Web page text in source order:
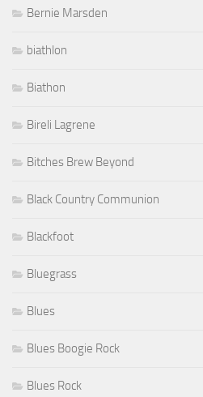
Bernie Marsden
biathlon
Biathon
Bireli Lagrene
Bitches Brew Beyond
Black Country Communion
Blackfoot
Bluegrass
Blues
Blues Boogie Rock
Blues Rock